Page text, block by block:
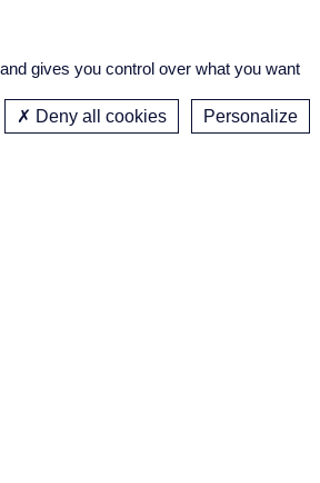
À propos
gives you control over what you want
Deny all cookies
Personalize